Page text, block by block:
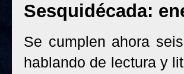
Sesquidécada:
Se cumplen ahora
hablando de lectura y